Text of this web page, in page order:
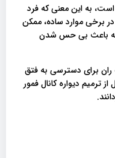
به این معنی که فرد
برخی موارد ساده، ممکن
باعث بی حس شدن
برای دسترسی به فتق
ترمیم دیواره کانال فمور